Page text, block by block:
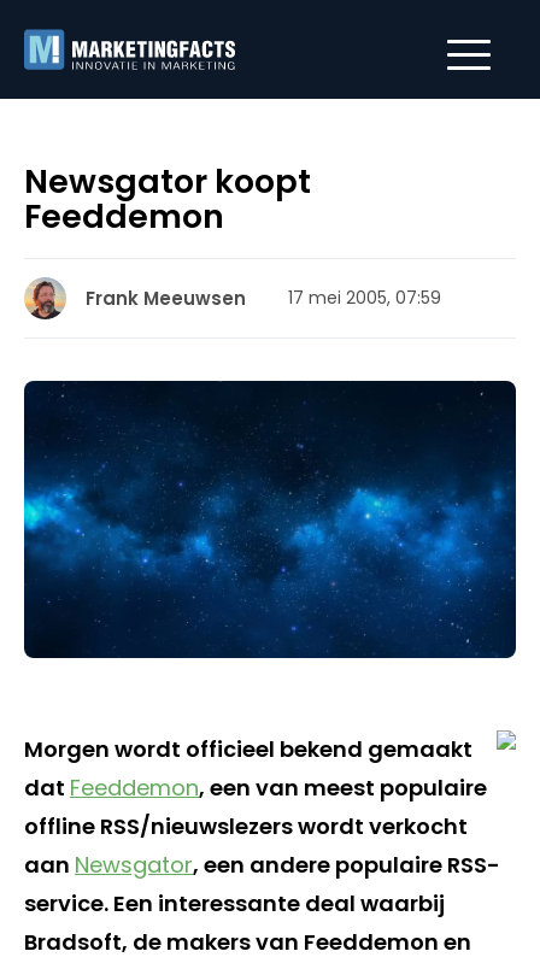
Newsgator koopt
Feeddemon
Frank Meeuwsen 17 mei 2005, 07:59
Morgen wordt officieel bekend gemaakt
dat Feeddemon, een van meest populaire
offline RSS/nieuwslezers wordt verkocht
aan Newsgator, een andere populaire RSS-
service. Een interessante deal waarbij
Bradsoft, de makers van Feeddemon en